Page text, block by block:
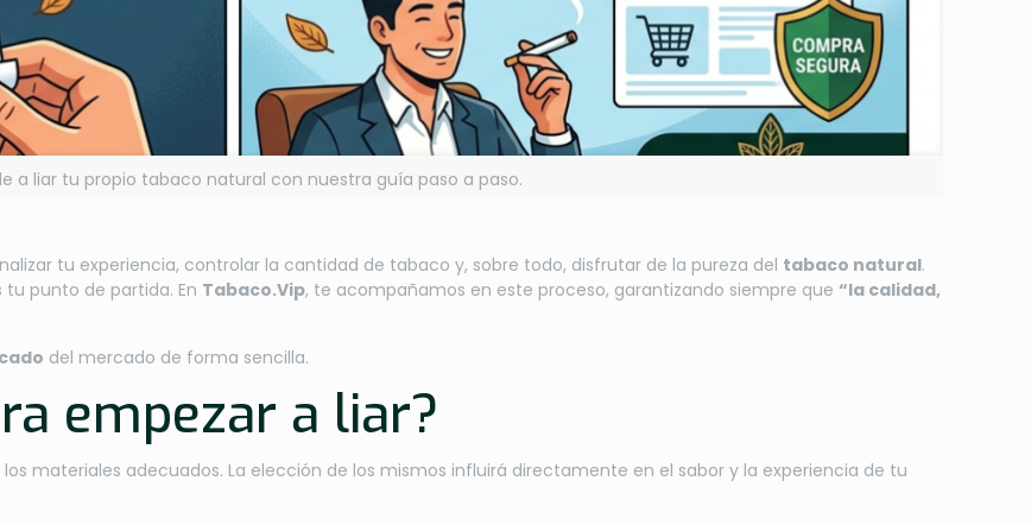
a liar tu propio tabaco natural con nuestra guía paso a paso.
tu experiencia, controlar la cantidad de tabaco y, sobre todo, disfrutar de la pureza del tabaco natural.
tu punto de partida. En Tabaco.Vip, te acompañamos en este proceso, garantizando siempre que“la calidad,
del mercado de forma sencilla.
empezar a liar?
materiales adecuados. La elección de los mismos influirá directamente en el sabor y la experiencia de tu